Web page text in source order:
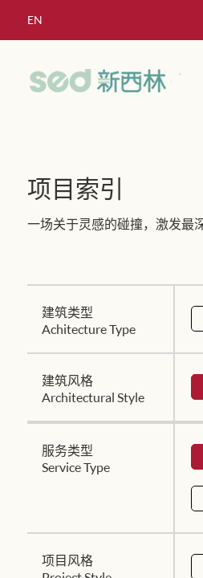
EN
项目索引
一场关于灵感的碰撞，激发最
建筑类型
Achitecture Type
建筑风格
Architectural Style
服务类型
Service Type
项目风格